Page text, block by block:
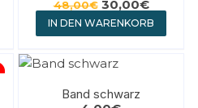
48,00€ 30,00€
IN DEN WARENKORB
Band schwarz